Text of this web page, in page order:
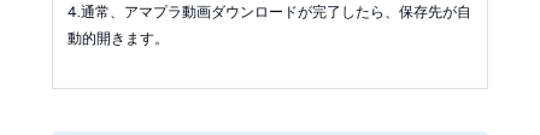
4.通常、アマプラ動画ダウンロードが完了したら、保存先が自
動的開きます。